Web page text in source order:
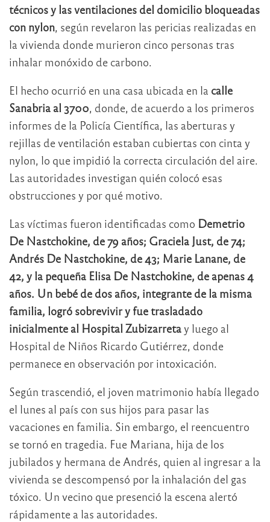
técnicos y las ventilaciones del domicilio bloqueadas
con nylon, según revelaron las pericias realizadas en
la vivienda donde murieron cinco personas tras
inhalar monóxido de carbono.
El hecho ocurrió en una casa ubicada en la calle
Sanabria al 3700, donde, de acuerdo a los primeros
informes de la Policía Científica, las aberturas y
rejillas de ventilación estaban cubiertas con cinta y
nylon, lo que impidió la correcta circulación del aire.
Las autoridades investigan quién colocó esas
obstrucciones y por qué motivo.
Las víctimas fueron identificadas como Demetrio
De Nastchokine, de 79 años; Graciela Just, de 74;
Andrés De Nastchokine, de 43; Marie Lanane, de
42, y la pequeña Elisa De Nastchokine, de apenas 4
años. Un bebé de dos años, integrante de la misma
familia, logró sobrevivir y fue trasladado
inicialmente al Hospital Zubizarretay luego al
Hospital de Niños Ricardo Gutiérrez, donde
permanece en observación por intoxicación.
Según trascendió, el joven matrimonio había llegado
el lunes al país con sus hijos para pasar las
vacaciones en familia. Sin embargo, el reencuentro
se tornó en tragedia. Fue Mariana, hija de los
jubilados y hermana de Andrés, quien al ingresar a la
vivienda se descompensó por la inhalación del gas
tóxico. Un vecino que presenció la escena alertó
rápidamente a las autoridades.